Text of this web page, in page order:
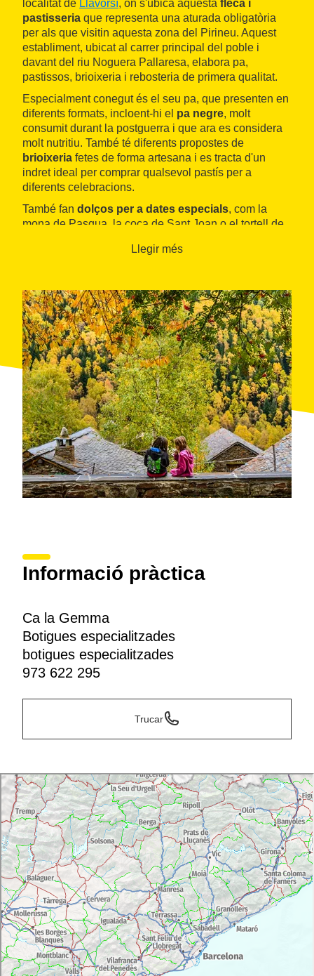
localitat de Llavorsí, on s'ubica aquesta fleca i
pastisseria que representa una aturada obligatòria
per als que visitin aquesta zona del Pirineu. Aquest
establiment, ubicat al carrer principal del poble i
davant del riu Noguera Pallaresa, elabora pa,
pastissos, brioixeria i rebosteria de primera qualitat.
Especialment conegut és el seu pa, que presenten en
diferents formats, incloent-hi el pa negre, molt
consumit durant la postguerra i que ara es considera
molt nutritiu. També té diferents propostes de
brioixeria fetes de forma artesana i es tracta d'un
indret ideal per comprar qualsevol pastís per a
diferents celebracions.
També fan dolços per a dates especials, com la
mona de Pasqua, la coca de Sant Joan o el tortell de
, amb coques, pizzes i torrades.
Llegir més
Informació pràctica
Ca la Gemma
Botigues especialitzades
botigues especialitzades
973 622 295
Trucar